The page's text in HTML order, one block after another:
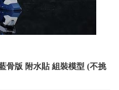
骨版 附水貼 組裝模型 (不挑